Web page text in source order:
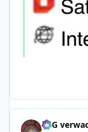
SRG